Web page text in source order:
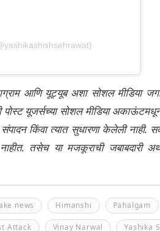
आणि यूट्यूब अशा सोशल मीडिया
पोस्ट यूजर्सच्या सोशल मीडिया
किंवा त्यात सुधारणा केलेली नाही.
तसेच या मजकूराची जबाबदारी
news Himanshi Pahalgam
Attack Vinay Narwal Yashika